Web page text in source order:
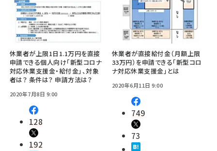
休業者が上限1日1.1万円を直接
申請できる個人向け「新型コロナ
対応休業支援金・給付金」、対象
者は？ 条件は？ 申請方法は？
2020年7月8日 9:00
128
192
休業者が直接給付金（月額上限
33万円）を申請できる「新型コロ
ナ対応休業支援金」とは
2020年6月11日 9:00
749
73